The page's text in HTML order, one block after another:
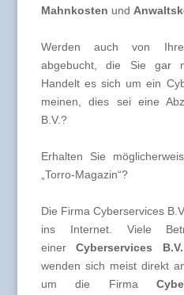
Mahnkosten und
Werden auch von
abgebucht, die Sie gar
Handelt es sich um ein
meinen, dies sei eine
B.V.?
Erhalten Sie
„Torro-Magazin“?
Die Firma Cyberservices
ins Internet. Viele
einerCyberservices
wenden sich meist direkt
um die Firma